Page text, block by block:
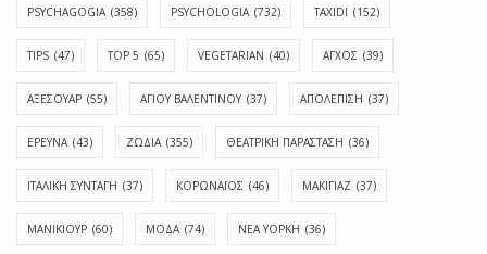
PSYCHAGOGIA (358) PSYCHOLOGIA (732) TAXIDI (152)
TIPS (47) TOP 5 (65) VEGETARIAN (40) ΑΓΧΟΣ (39)
ΑΞΕΣΟΥΑΡ (55) ΑΓΊΟΥ ΒΑΛΕΝΤΊΝΟΥ (37) ΑΠΟΛΈΠΙΣΗ (37)
ΕΡΕΥΝΑ (43) ΖΩΔΙΑ (355) ΘΕΑΤΡΙΚΗ ΠΑΡΑΣΤΑΣΗ (36)
ΙΤΑΛΙΚΗ ΣΥΝΤΑΓΗ (37) ΚΟΡΩΝΑΪΟΣ (46) ΜΑΚΙΓΙΑΖ (37)
ΜΑΝΙΚΙΟΥΡ (60) ΜΟΔΑ (74) ΝΕΑ ΥΟΡΚΗ (36)